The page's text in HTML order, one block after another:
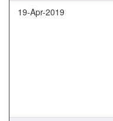
19-Apr-2019